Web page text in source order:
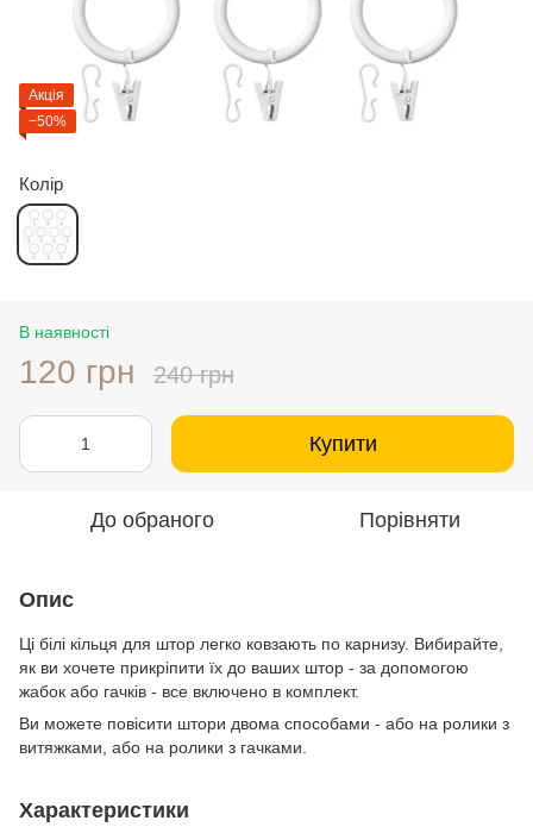
Акція
−50%
Колір
В наявності
120 грн 240 грн
Купити
До обраного Порівняти
Опис
Ці білі кільця для штор легко ковзають по карнизу. Вибирайте,
як ви хочете прикріпити їх до ваших штор - за допомогою
жабок або гачків - все включено в комплект.
Ви можете повісити штори двома способами - або на ролики з
витяжками, або на ролики з гачками.
Характеристики